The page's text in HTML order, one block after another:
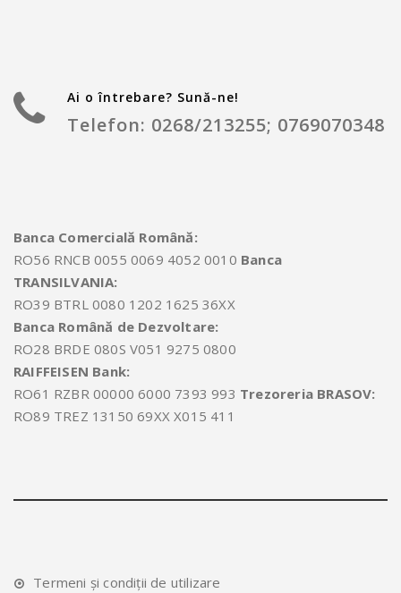
Ai o întrebare? Sună-ne!
Telefon: 0268/213255; 0769070348
Banca Comercială Română:
RO56 RNCB 0055 0069 4052 0010 Banca
TRANSILVANIA:
RO39 BTRL 0080 1202 1625 36XX
Banca Română de Dezvoltare:
RO28 BRDE 080S V051 9275 0800
RAIFFEISEN Bank:
RO61 RZBR 00000 6000 7393 993 Trezoreria BRASOV:
RO89 TREZ 13150 69XX X015 411
Termeni și condiții de utilizare